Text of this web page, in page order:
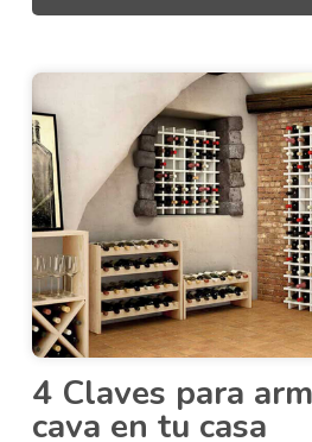
4 Claves para
cava en tu casa